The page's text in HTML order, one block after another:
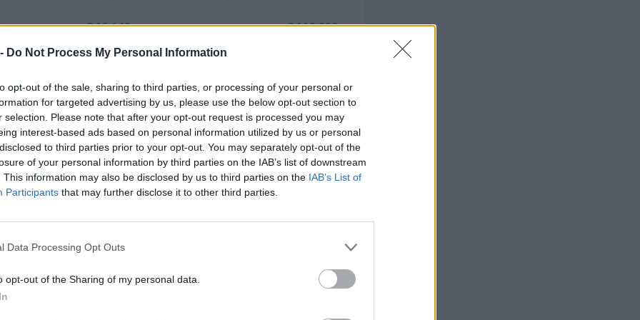
Do Not Process My Personal Information
opt-out of the sale, sharing to third parties, or processing of your personal or
for targeted advertising by us, please use the below opt-out section to
selection. Please note that after your opt-out request is processed you may
interest-based ads based on personal information utilized by us or personal
to third parties prior to your opt-out. You may separately opt-out of the
of your personal information by third parties on the IAB’s list of downstream
This information may also be disclosed by us to third parties on the IAB’s List of
Participants that may further disclose it to other third parties.
Data Processing Opt Outs
opt-out of the Sharing of my personal data.
€ 15.649 — € 110.000
€ 9.213
€ 595.249
Fatturato per dipendente
pubblici per un totale di 423.643 euro (2020–2025).
ENTE CONCEDENTE IMPORTO
per nuove
nel bienni